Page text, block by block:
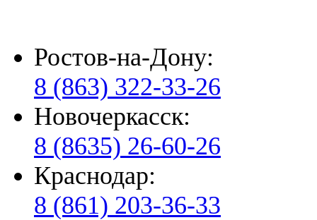
Ростов-на-Дону:
8 (863) 322-33-26
Новочеркасск:
8 (8635) 26-60-26
Краснодар:
8 (861) 203-36-33